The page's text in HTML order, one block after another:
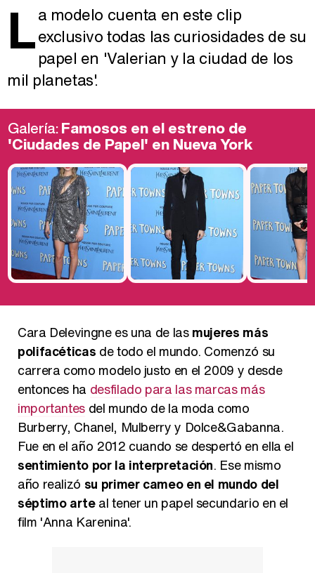
La modelo cuenta en este clip
exclusivo todas las curiosidades de su
papel en 'Valerian y la ciudad de los
mil planetas'.
Galería:Famosos en el estreno de
'Ciudades de Papel' en Nueva York
Cara Delevingne es una de lasmujeres más
polifacéticas de todo el mundo. Comenzó su
carrera como modelo justo en el 2009 y desde
entonces ha desfilado para las marcas más
importantes del mundo de la moda como
Burberry, Chanel, Mulberry y Dolce&Gabanna.
Fue en el año 2012 cuando se despertó en ella el
sentimiento por la interpretación. Ese mismo
año realizó su primer cameo en el mundo del
séptimo arteal tener un papel secundario en el
film 'Anna Karenina'.